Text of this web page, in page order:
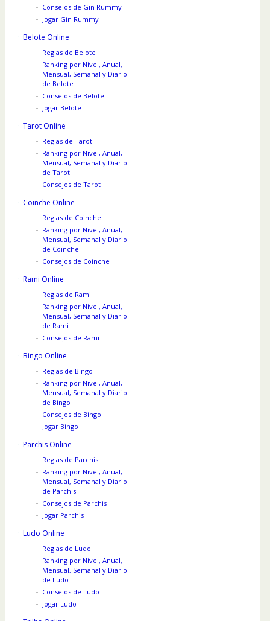
Consejos de Gin Rummy
Jogar Gin Rummy
Belote Online
Reglas de Belote
Ranking por Nivel, Anual,
Mensual, Semanal y Diario
de Belote
Consejos de Belote
Jogar Belote
Tarot Online
Reglas de Tarot
Ranking por Nivel, Anual,
Mensual, Semanal y Diario
de Tarot
Consejos de Tarot
Coinche Online
Reglas de Coinche
Ranking por Nivel, Anual,
Mensual, Semanal y Diario
de Coinche
Consejos de Coinche
Rami Online
Reglas de Rami
Ranking por Nivel, Anual,
Mensual, Semanal y Diario
de Rami
Consejos de Rami
Bingo Online
Reglas de Bingo
Ranking por Nivel, Anual,
Mensual, Semanal y Diario
de Bingo
Consejos de Bingo
Jogar Bingo
Parchis Online
Reglas de Parchis
Ranking por Nivel, Anual,
Mensual, Semanal y Diario
de Parchis
Consejos de Parchis
Jogar Parchis
Ludo Online
Reglas de Ludo
Ranking por Nivel, Anual,
Mensual, Semanal y Diario
de Ludo
Consejos de Ludo
Jogar Ludo